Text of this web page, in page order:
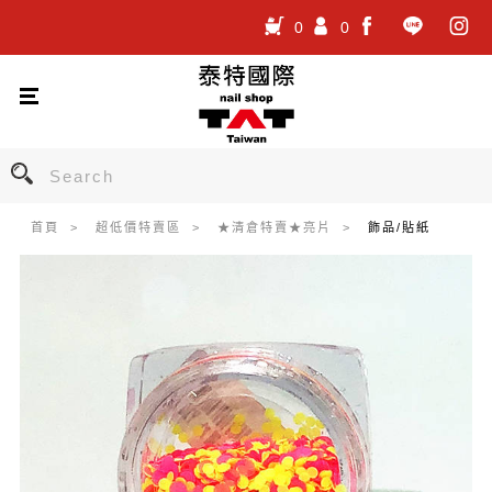
0
0
首頁 超低價特賣區 ★清倉特賣★亮片 飾品/貼紙